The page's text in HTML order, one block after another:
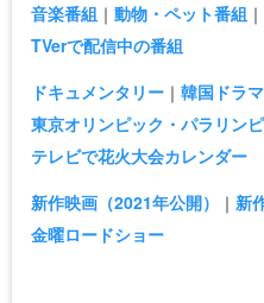
音楽番組
動物・ペット番組
TVerで配信中の番組
ドキュメンタリー
韓国ドラ
東京オリンピック・パラリン
テレビで花火大会カレンダー
新作映画（2021年公開）
新
金曜ロードショー